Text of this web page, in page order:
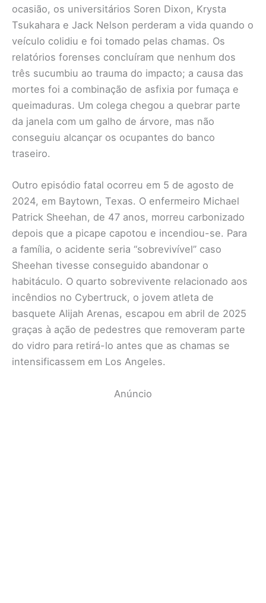
ocasião, os universitários Soren Dixon, Krysta
Tsukahara e Jack Nelson perderam a vida quando o
veículo colidiu e foi tomado pelas chamas. Os
relatórios forenses concluíram que nenhum dos
três sucumbiu ao trauma do impacto; a causa das
mortes foi a combinação de asfixia por fumaça e
queimaduras. Um colega chegou a quebrar parte
da janela com um galho de árvore, mas não
conseguiu alcançar os ocupantes do banco
traseiro.
Outro episódio fatal ocorreu em 5 de agosto de
2024, em Baytown, Texas. O enfermeiro Michael
Patrick Sheehan, de 47 anos, morreu carbonizado
depois que a picape capotou e incendiou-se. Para
a família, o acidente seria “sobrevivível” caso
Sheehan tivesse conseguido abandonar o
habitáculo. O quarto sobrevivente relacionado aos
incêndios no Cybertruck, o jovem atleta de
basquete Alijah Arenas, escapou em abril de 2025
graças à ação de pedestres que removeram parte
do vidro para retirá-lo antes que as chamas se
intensificassem em Los Angeles.
Anúncio